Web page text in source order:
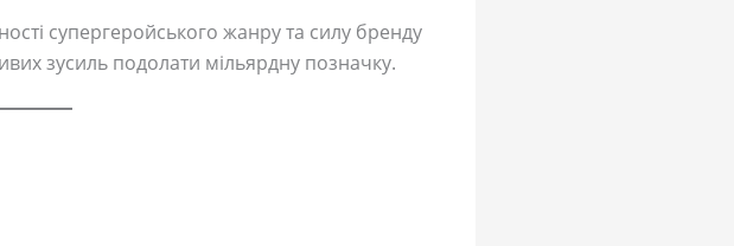
супергеройського жанру та силу бренду
зусиль подолати мільярдну позначку.